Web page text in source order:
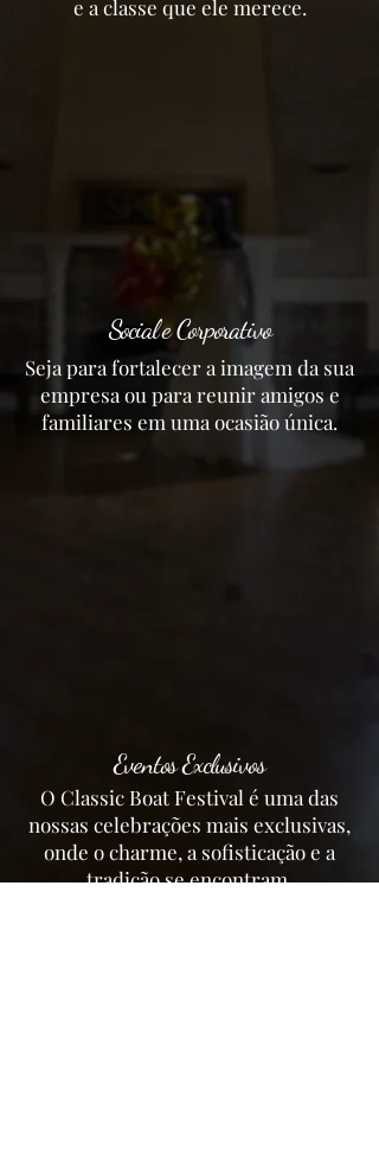
e a classe que ele merece.
Social e Corporativo
Seja para fortalecer a imagem da sua
empresa ou para reunir amigos e
familiares em uma ocasião única.
Eventos Exclusivos
O Classic Boat Festival é uma das
nossas celebrações mais exclusivas,
onde o charme, a sofisticação e a
tradição se encontram.